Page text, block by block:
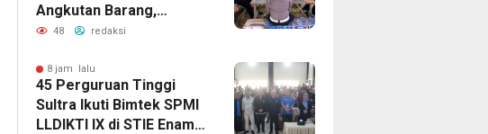
Angkutan Barang,
Tekankan Kelaikan
Keselamatan Berlalu
Lintas
48 redaksi
8 jam lalu
45 Perguruan Tinggi
Sultra Ikuti Bimtek SPMI
LLDIKTI IX di STIE Enam